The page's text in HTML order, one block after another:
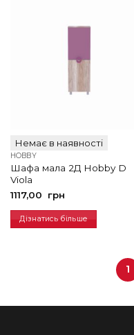
Немає в наявності
HOBBY
Шафа мала 2Д Hobby D
Viola
1117,00
грн
Дізнатись більше
1